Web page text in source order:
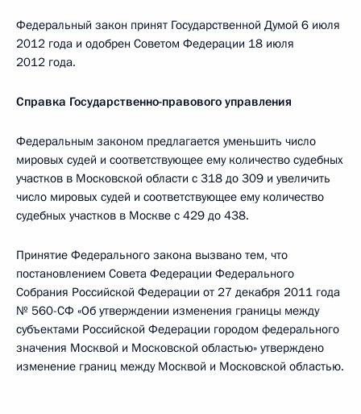
Федеральный закон принят Государственной Думой 6 июля
2012 года и одобрен Советом Федерации 18 июля
2012 года.
Справка Государственно-правового управления
Федеральным законом предлагается уменьшить число
мировых судей и соответствующее ему количество судебных
участков в Московской области с 318 до 309 и увеличить
число мировых судей и соответствующее ему количество
судебных участков в Москве с 429 до 438.
Принятие Федерального закона вызвано тем, что
постановлением Совета Федерации Федерального
Собрания Российской Федерации от 27 декабря 2011 года
№ 560-СФ «Об утверждении изменения границы между
субъектами Российской Федерации городом федерального
значения Москвой и Московской областью» утверждено
изменение границ между Москвой и Московской областью.